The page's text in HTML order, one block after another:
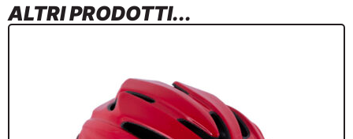
ALTRI PRODOTTI...